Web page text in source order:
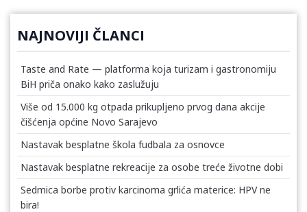
NAJNOVIJI ČLANCI
Taste and Rate — platforma koja turizam i gastronomiju
BiH priča onako kako zaslužuju
Više od 15.000 kg otpada prikupljeno prvog dana akcije
čišćenja općine Novo Sarajevo
Nastavak besplatne škola fudbala za osnovce
Nastavak besplatne rekreacije za osobe treće životne dobi
Sedmica borbe protiv karcinoma grlića materice: HPV ne
bira!